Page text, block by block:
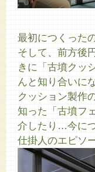
最初につくった
そして、前方後
きに「古墳クッ
んと知り合いに
クッション製作
知った「古墳フ
介したり…今に
仕掛人のエピソ